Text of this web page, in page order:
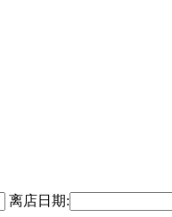
离店日期: